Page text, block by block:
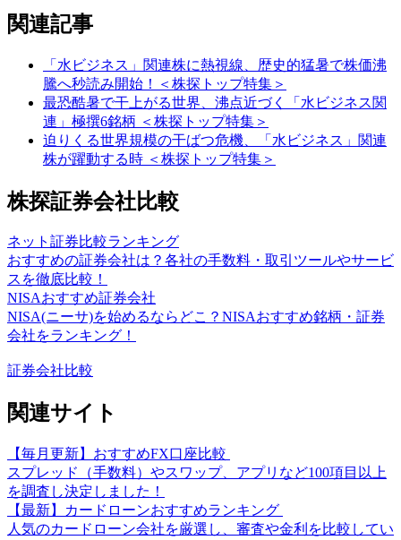
関連記事
「水ビジネス」関連株に熱視線、歴史的猛暑で株価沸
騰へ秒読み開始！＜株探トップ特集＞
最恐酷暑で干上がる世界、沸点近づく「水ビジネス関
連」極撰6銘柄 ＜株探トップ特集＞
迫りくる世界規模の干ばつ危機、「水ビジネス」関連
株が躍動する時 ＜株探トップ特集＞
株探証券会社比較
ネット証券比較ランキング
おすすめの証券会社は？各社の手数料・取引ツールやサービ
スを徹底比較！
NISAおすすめ証券会社
NISA(ニーサ)を始めるならどこ？NISAおすすめ銘柄・証券
会社をランキング！
証券会社比較
関連サイト
【毎月更新】おすすめFX口座比較
スプレッド（手数料）やスワップ、アプリなど100項目以上
を調査し決定しました！
【最新】カードローンおすすめランキング
人気のカードローン会社を厳選し、審査や金利を比較してい